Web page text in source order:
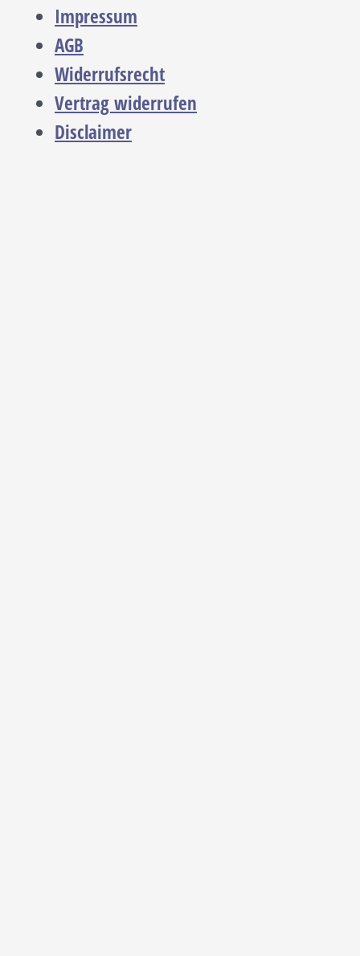
Impressum
AGB
Widerrufsrecht
Vertrag widerrufen
Disclaimer